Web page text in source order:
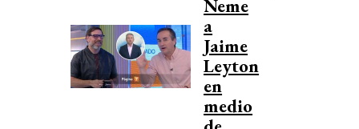
Neme
a
Jaime
Leyton
en
medio